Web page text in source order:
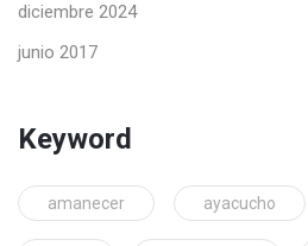
diciembre 2024
junio 2017
Keyword
amanecer ayacucho